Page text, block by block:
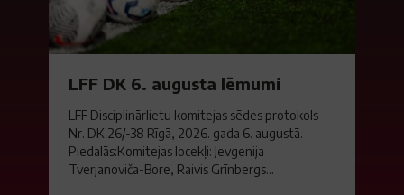
LFF DK 6. augusta lēmumi
LFF Disciplinārlietu komitejas sēdes protokols
Nr. DK 26/-38 Rīgā, 2026. gada 6. augustā.
Piedalās:Komitejas locekļi: Jevgenija
Tverjanoviča-Bore, Raivis Grīnbergs...